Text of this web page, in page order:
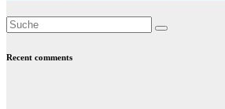
Recent comments